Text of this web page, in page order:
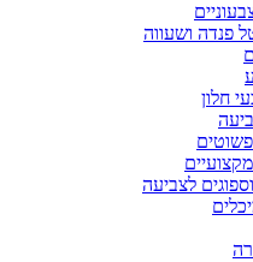
פנדה ושעווה
חלון
לצביעה